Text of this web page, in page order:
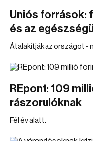
Uniós források:
és az
Átalakítják az országot -
REpont: 109
rászorulóknak
Fél év alatt.